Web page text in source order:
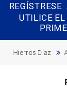
REGÍSTRESE
UTILICE EL
Hierros Díaz